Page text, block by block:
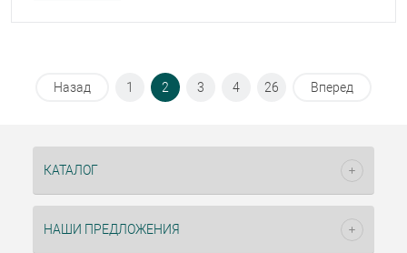
Назад 1 2 3 4 26 Вперед
КАТАЛОГ
НАШИ ПРЕДЛОЖЕНИЯ